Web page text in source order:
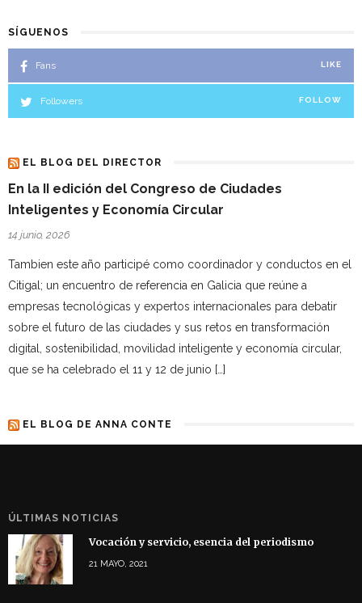
SÍGUENOS
Fans LIKE
Followers FOLLOW
EL BLOG DEL DIRECTOR
En la II edición del Congreso de Ciudades
Inteligentes y Economía Circular
14 junio, 2026
Tambien este año participé como coordinador y conductos en el
Citigal; un encuentro de referencia en Galicia que reúne a
empresas tecnológicas y expertos internacionales para debatir
sobre el futuro de las ciudades y sus retos en transformación
digital, sostenibilidad, movilidad inteligente y economía circular,
que se ha celebrado el 11 y 12 de junio […]
EL BLOG DE ANNA CONTE
ÚLTIMAS NOTICIAS
Vocación y servicio, esencia del periodismo
21 MAYO, 2021